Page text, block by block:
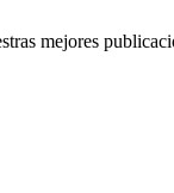
mejores